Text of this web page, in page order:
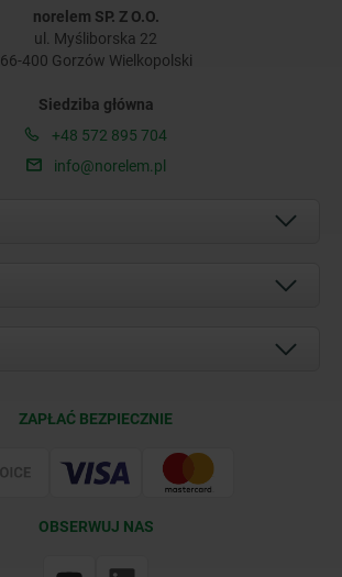
norelem SP. Z O.O.
ul. Myśliborska 22
66-400 Gorzów Wielkopolski
Siedziba główna
+48 572 895 704
info@norelem.pl
ZAPŁAĆ BEZPIECZNIE
OBSERWUJ NAS